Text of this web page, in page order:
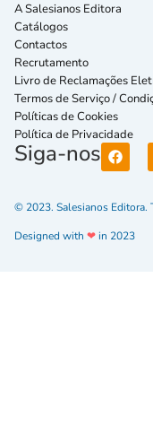
A Salesianos Editora
Catálogos
Contactos
Recrutamento
Livro de Reclamações
Termos de Serviço /
Políticas de Cookies
Política de Privacidade
Siga-nos
© 2023. Salesianos Editora.
Designed with ❤in 2023